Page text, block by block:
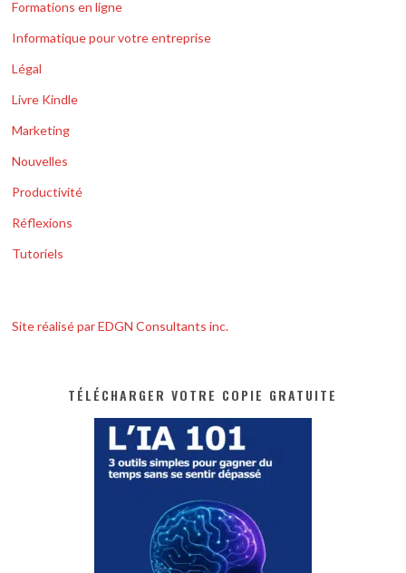
Formations en ligne
Informatique pour votre entreprise
Légal
Livre Kindle
Marketing
Nouvelles
Productivité
Réflexions
Tutoriels
Site réalisé par EDGN Consultants inc.
TÉLÉCHARGER VOTRE COPIE GRATUITE